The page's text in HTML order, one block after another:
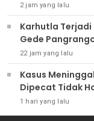
2 jam yang lalu
Karhutla Terjadi
Gede
22 jam yang lalu
Kasus
Dipecat Tidak
1 hari yang lalu